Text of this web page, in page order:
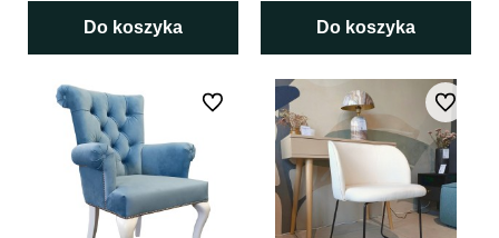
Do koszyka Do koszyka
Do ulubionych Do